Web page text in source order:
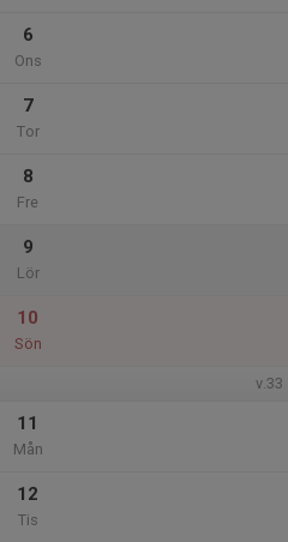
6
Ons
7
Tor
8
Fre
9
Lör
10
Sön
v.33
11
Mån
12
Tis